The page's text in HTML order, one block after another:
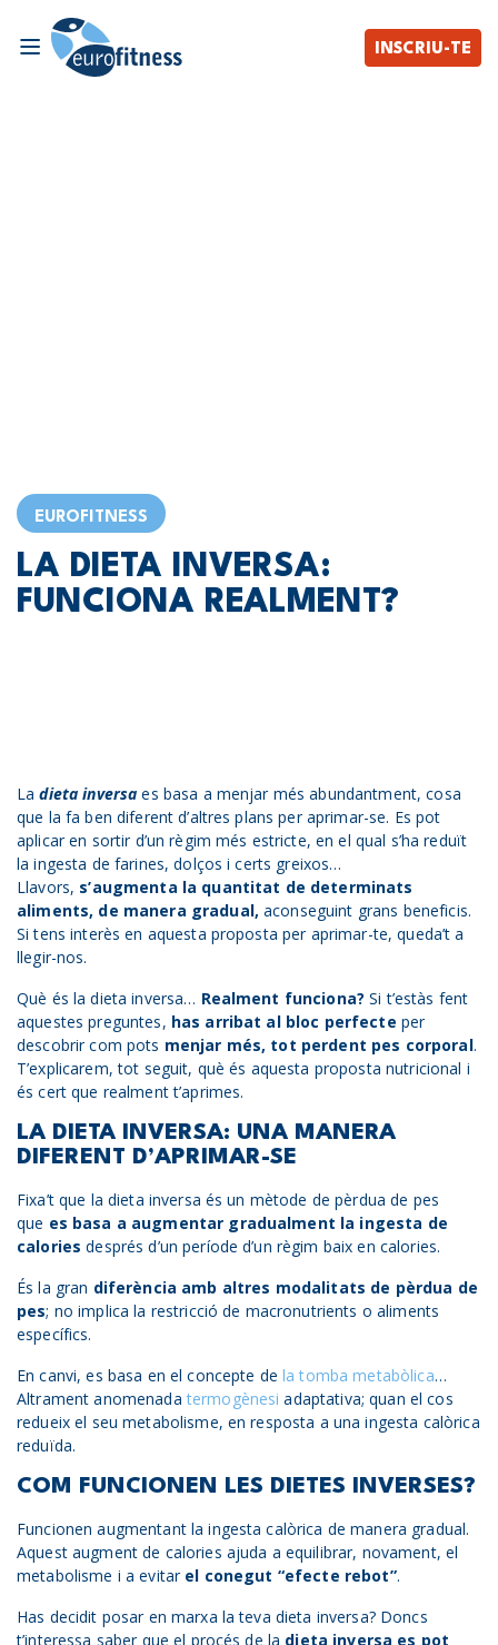
INSCRIU-TE
EUROFITNESS
LA DIETA INVERSA:
FUNCIONA REALMENT?
Ladieta inversa es basa a menjar més abundantment, cosa
que la fa ben diferent d’altres plans per aprimar-se. Es pot
aplicar en sortir d’un règim més estricte, en el qual s’ha reduït
la ingesta de farines, dolços i certs greixos…
Llavors, s’augmenta la quantitat de determinats
aliments, de manera gradual,aconseguint grans beneficis.
Si tens interès en aquesta proposta per aprimar-te, queda’t a
llegir-nos.
Què és la dieta inversa… Realment funciona? Si t’estàs fent
aquestes preguntes, has arribat al bloc perfecte per
descobrir com pots menjar més, tot perdent pes corporal.
T’explicarem, tot seguit, què és aquesta proposta nutricional i
és cert que realment t’aprimes.
LA DIETA INVERSA: UNA MANERA
DIFERENT D’APRIMAR-SE
Fixa’t que la dieta inversa és un mètode de pèrdua de pes
que es basa a augmentar gradualment la ingesta de
calories després d’un període d’un règim baix en calories.
És la gran diferència amb altres modalitats de pèrdua de
pes; no implica la restricció de macronutrients o aliments
específics.
En canvi, es basa en el concepte dela tomba metabòlica…
Altrament anomenadatermogènesi adaptativa; quan el cos
redueix el seu metabolisme, en resposta a una ingesta calòrica
reduïda.
COM FUNCIONEN LES DIETES INVERSES?
Funcionen augmentant la ingesta calòrica de manera gradual.
Aquest augment de calories ajuda a equilibrar, novament, el
metabolisme i a evitar el conegut “efecte rebot”.
Has decidit posar en marxa la teva dieta inversa? Doncs
t’interessa saber que el procés de la dieta inversa es pot